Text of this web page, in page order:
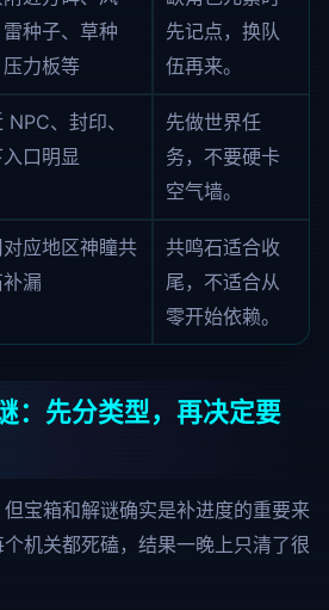
种子、草种
力板等
先记点，换队
伍再来。
NPC、封印、
口明显
先做世界任
务，不要硬卡
空气墙。
应地区神瞳共
漏
共鸣石适合收
尾，不适合从
零开始依赖。
：先分类型，再决定要
宝箱和解谜确实是补进度的重要来
机关都死磕，结果一晚上只清了很